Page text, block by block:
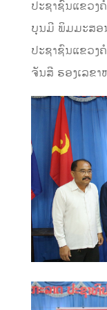
ປະຊາຊົນແຂວງ
ບຸນມີ ພິມມະສອ
ປະຊາຊົນແຂວງ
ຈັນສີ ຮອງເລຂ